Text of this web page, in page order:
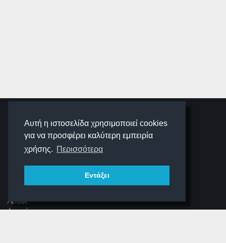
Αυτή η ιστοσελίδα χρησιμοποιεί cookies
για να προσφέρει καλύτερη εμπειρία
χρήσης. Περισσότερα
Εντάξει
SCHOOLIGANS
SCHOOLWAVE
ΠΛΟΉΓΗΣΗ
About
Αρχική